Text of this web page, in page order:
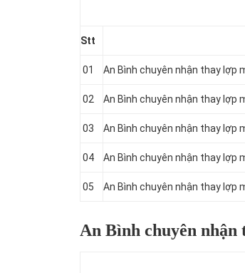
Stt
01 An Bình chuyên nhận thay lợp
02 An Bình chuyên nhận thay lợp
03 An Bình chuyên nhận thay lợp
04 An Bình chuyên nhận thay lợp
05 An Bình chuyên nhận thay lợp
An Bình chuyên nhận